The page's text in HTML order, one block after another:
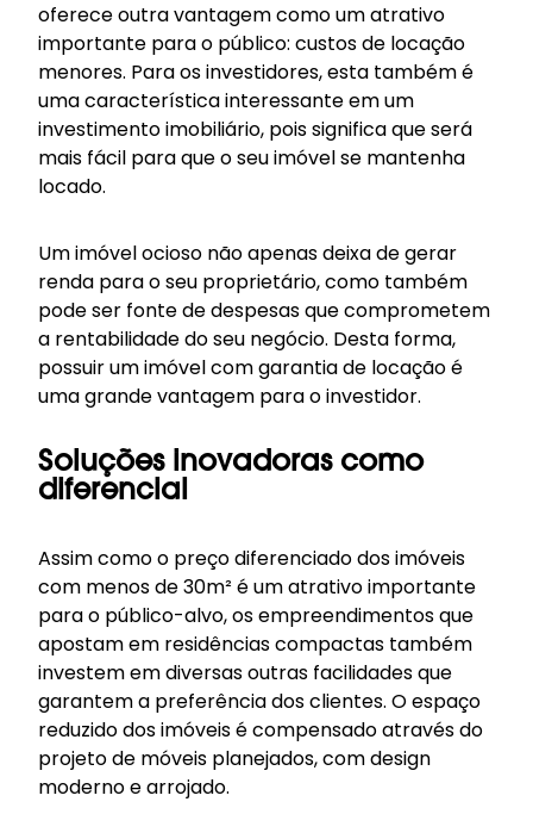
oferece outra vantagem como um atrativo
importante para o público: custos de locação
menores. Para os investidores, esta também é
uma característica interessante em um
investimento imobiliário, pois significa que será
mais fácil para que o seu imóvel se mantenha
locado.
Um imóvel ocioso não apenas deixa de gerar
renda para o seu proprietário, como também
pode ser fonte de despesas que comprometem
a rentabilidade do seu negócio. Desta forma,
possuir um imóvel com garantia de locação é
uma grande vantagem para o investidor.
Soluções inovadoras como
diferencial
Assim como o preço diferenciado dos imóveis
com menos de 30m² é um atrativo importante
para o público-alvo, os empreendimentos que
apostam em residências compactas também
investem em diversas outras facilidades que
garantem a preferência dos clientes. O espaço
reduzido dos imóveis é compensado através do
projeto de móveis planejados, com design
moderno e arrojado.